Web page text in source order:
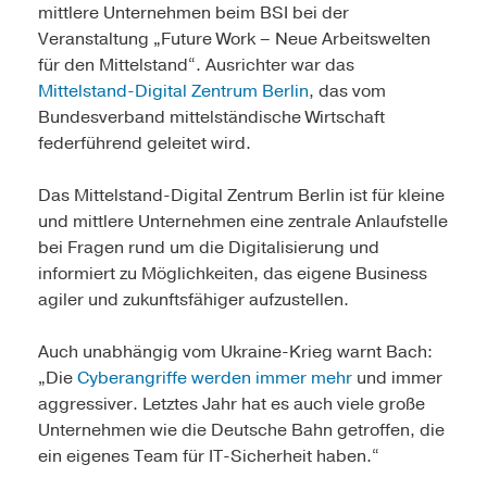
mittlere Unternehmen beim BSI bei der
Veranstaltung „Future Work – Neue Arbeitswelten
für den Mittelstand“. Ausrichter war das
Mittelstand-Digital Zentrum Berlin, das vom
Bundesverband mittelständische Wirtschaft
federführend geleitet wird.
Das Mittelstand-Digital Zentrum Berlin ist für kleine
und mittlere Unternehmen eine zentrale Anlaufstelle
bei Fragen rund um die Digitalisierung und
informiert zu Möglichkeiten, das eigene Business
agiler und zukunftsfähiger aufzustellen.
Auch unabhängig vom Ukraine-Krieg warnt Bach:
„DieCyberangriffe werden immer mehr und immer
aggressiver. Letztes Jahr hat es auch viele große
Unternehmen wie die Deutsche Bahn getroffen, die
ein eigenes Team für IT-Sicherheit haben.“